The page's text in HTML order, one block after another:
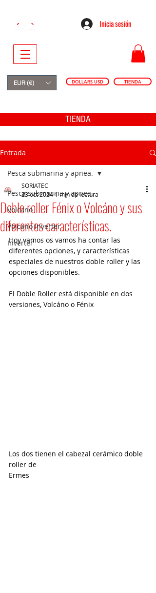
Inicia sesión
EUR (€) DOLLARS USD TIENDA
TIENDA
Entrada
Pesca submarina y apnea.
Volcano
Volcano Inverter
Inverter
Pesca submarina y apnea.
Doble roller Fénix o Volcáno y sus
diferentes características.
SORIATEC
23 oct 2024 1 min de lectura
Hoy vamos os vamos ha contar las
diferentes opciones, y características
especiales de nuestros doble roller y las
opciones disponibles.
El Doble Roller está disponible en dos
versiones, Volcáno o Fénix
Los dos tienen el cabezal cerámico doble
roller de
Ermes